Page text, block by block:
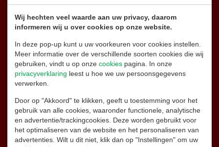
Wij hechten veel waarde aan uw privacy, daarom
informeren wij u over cookies op onze website.
In deze pop-up kunt u uw voorkeuren voor cookies instellen.
Meer informatie over de verschillende soorten cookies die wij
gebruiken, vindt u op onze cookies pagina. In onze
privacyverklaring leest u hoe we uw persoonsgegevens
verwerken.
Door op "Akkoord" te klikken, geeft u toestemming voor het
gebruik van alle cookies, waaronder functionele, analytische
en advertentie/trackingcookies. Deze worden gebruikt voor
het optimaliseren van de website en het personaliseren van
advertenties. Wilt u dit niet, klik dan op "Instellingen" om uw
0180 - 556 747
Naar de contactpagina
Facebook
Instagram
Klantenservice